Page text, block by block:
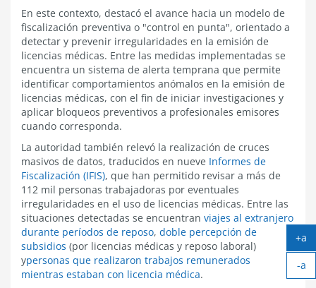
En este contexto, destacó el avance hacia un modelo de
fiscalización preventiva o "control en punta", orientado a
detectar y prevenir irregularidades en la emisión de
licencias médicas. Entre las medidas implementadas se
encuentra un sistema de alerta temprana que permite
identificar comportamientos anómalos en la emisión de
licencias médicas, con el fin de iniciar investigaciones y
aplicar bloqueos preventivos a profesionales emisores
cuando corresponda.
La autoridad también relevó la realización de cruces
masivos de datos, traducidos en nueve Informes de
Fiscalización (IFIS), que han permitido revisar a más de
112 mil personas trabajadoras por eventuales
irregularidades en el uso de licencias médicas. Entre las
situaciones detectadas se encuentran viajes al extranjero
durante períodos de reposo, doble percepción de
subsidios (por licencias médicas y reposo laboral)
ypersonas que realizaron trabajos remunerados
mientras estaban con licencia médica.
+a
-a